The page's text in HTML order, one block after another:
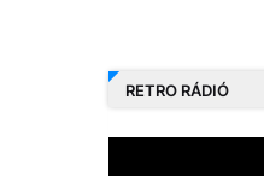
RETRO RÁDIÓ